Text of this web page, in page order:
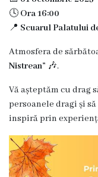
audiență
Primarul
Aparatul
primăriei
primarului
🕓 Ora 16:00
📍 Scuarul Palatului
Atmosfera de
Nistrean” 🎶.
Vă așteptăm cu drag
persoanele dragi și
inspiră prin